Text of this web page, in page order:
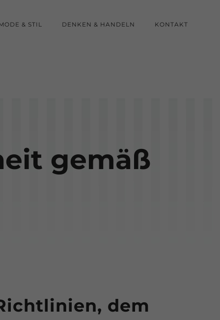
& STIL DENKEN & HANDELN KONTAKT
gemäß
dem